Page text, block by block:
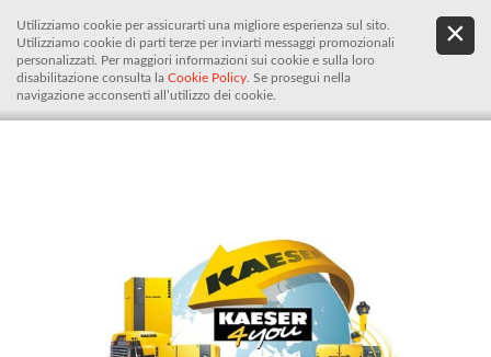
Utilizziamo cookie per assicurarti una migliore esperienza sul sito.
Utilizziamo cookie di parti terze per inviarti messaggi promozionali
personalizzati. Per maggiori informazioni sui cookie e sulla loro
disabilitazione consulta la Cookie Policy . Se prosegui nella
navigazione acconsenti all’utilizzo dei cookie.
De.It